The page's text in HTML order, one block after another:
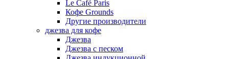
Le Café Paris
Кофе Grounds
Другие производители
джезва для кофе
Джезва
Джезва с песком